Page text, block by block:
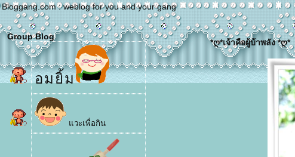
Bloggang.com : weblog for you and your gang
Group Blog
อมยิ้ม
วะเพื่อกิน
*ღ*เจ้าคือผู้บ้าพลัง *ღ*